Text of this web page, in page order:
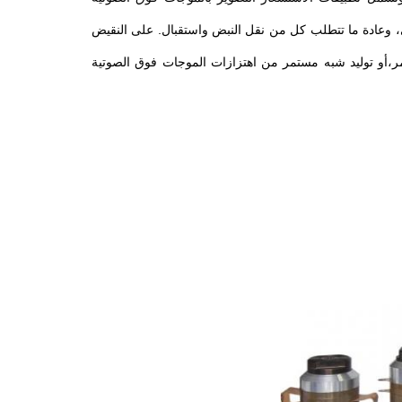
وعادة ما تتطلب كل من نقل النبض واستقبال. على النقيض
توليد شبه مستمر من اهتزازات الموجات فوق الصوتية